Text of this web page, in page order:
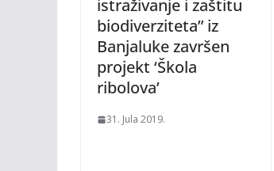
istraživanje i zaštitu
biodiverziteta” iz
Banjaluke završen
projekt ‘Škola
ribolova’
31. Jula 2019.